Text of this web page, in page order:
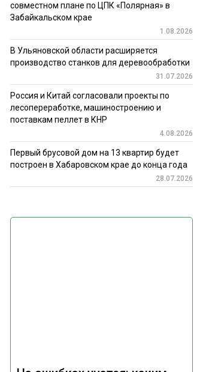
совместном плане по ЦПК «Полярная» в
Забайкальском крае
1.08.2026
В Ульяновской области расширяется
производство станков для деревообработки
31.07.2026
Россия и Китай согласовали проекты по
лесопереработке, машиностроению и
поставкам пеллет в КНР
4.08.2026
Первый брусовой дом на 13 квартир будет
построен в Хабаровском крае до конца года
28.07.2026